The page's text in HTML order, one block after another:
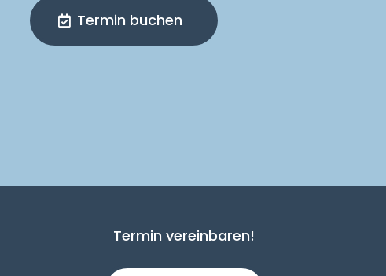
Termin buchen
Termin vereinbaren!